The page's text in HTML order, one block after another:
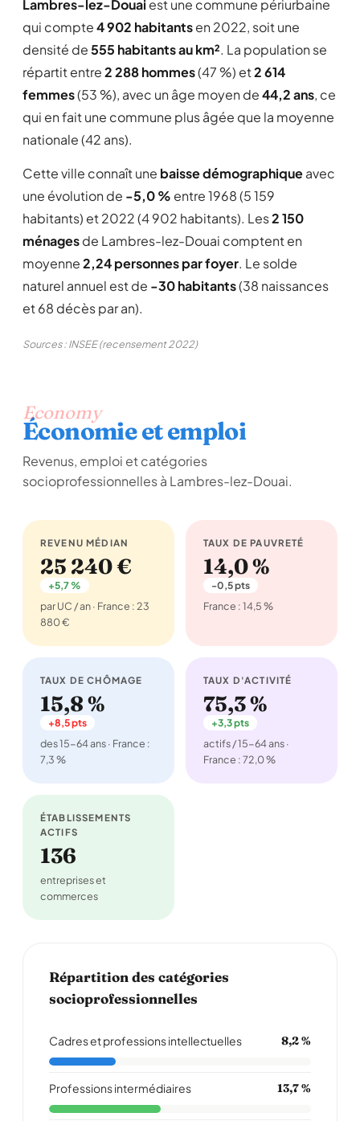
Lambres-lez-Douai est une commune périurbaine
qui compte4 902 habitantsen 2022, soit une
densité de555 habitants au km². La population se
répartit entre2 288 hommes(47 %) et2 614
femmes(53 %), avec un âge moyen de44,2 ans, ce
qui en fait une commune plus âgée que la moyenne
nationale (42 ans).
Cette ville connaît une baisse démographiqueavec
une évolution de -5,0 % entre 1968 (5 159
habitants) et 2022 (4 902 habitants). Les2 150
ménagesde Lambres-lez-Douai comptent en
moyenne2,24 personnes par foyer. Le solde
naturel annuel est de -30 habitants(38 naissances
et 68 décès par an).
Sources : INSEE (recensement 2022)
Economy
Économie et emploi
Revenus, emploi et catégories
socioprofessionnelles à Lambres-lez-Douai.
REVENU MÉDIAN
25 240 €
+5,7 %
par UC / an · France : 23
880 €
TAUX DE PAUVRETÉ
14,0 %
-0,5 pts
France : 14,5 %
TAUX DE CHÔMAGE
15,8 %
+8,5 pts
des 15-64 ans · France :
7,3 %
TAUX D'ACTIVITÉ
75,3 %
+3,3 pts
actifs / 15-64 ans ·
France : 72,0 %
ÉTABLISSEMENTS
ACTIFS
136
entreprises et
commerces
Répartition des catégories
socioprofessionnelles
Cadres et professions intellectuelles 8,2 %
Professions intermédiaires 13,7 %